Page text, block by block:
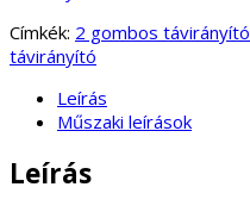
Címkék: 2 gombos távirányító
távirányító
Leírás
Műszaki leírások
Leírás